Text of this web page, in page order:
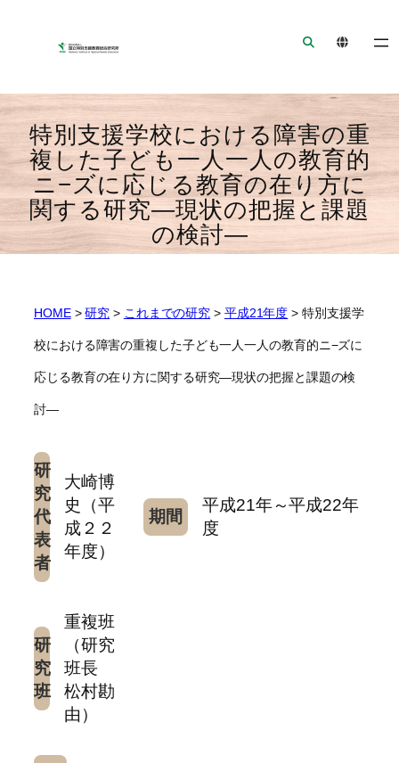
シ
ジ
ャ
ン
へ
ジ
へ
プ
特別支援学校における障害の重
複した子ども一人一人の教育的
ニ−ズに応じる教育の在り方に
関する研究—現状の把握と課題
の検討—
HOME>研究 > これまでの研究 > 平成21年度 > 特別支援学
校における障害の重複した子ども一人一人の教育的ニ−ズに
応じる教育の在り方に関する研究—現状の把握と課題の検
討—
研
究
代
表
者
大崎博
史（平
成２２
年度）
期間
平成21年～平成22年
度
研
究
班
重複班
（研究
班長
松村勘
由）